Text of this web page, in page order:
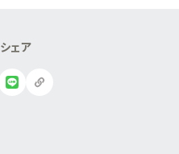
シェア